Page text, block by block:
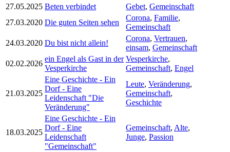
27.05.2025 Beten verbindet Gebet, Gemeinschaft
27.03.2020 Die guten Seiten sehen
Corona, Familie,
Gemeinschaft
24.03.2020 Du bist nicht allein!
Corona, Vertrauen,
einsam, Gemeinschaft
02.02.2026
ein Engel als Gast in der
Vesperkirche
Vesperkirche,
Gemeinschaft, Engel
21.03.2025
Eine Geschichte - Ein
Dorf - Eine
Leidenschaft "Die
Veränderung"
Leute, Veränderung,
Gemeinschaft,
Geschichte
18.03.2025
Eine Geschichte - Ein
Dorf - Eine
Leidenschaft
"Gemeinschaft"
Gemeinschaft, Alte,
Junge, Passion